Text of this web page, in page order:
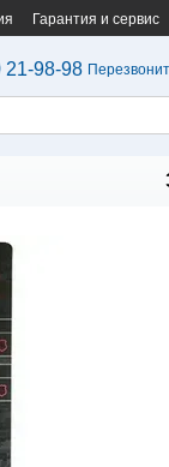
Гарантия и сервис
21-98-98